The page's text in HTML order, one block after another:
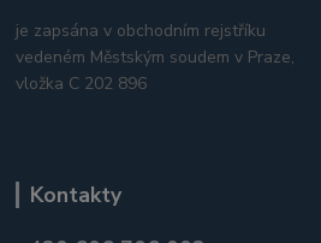
je zapsána v obchodním rejstříku
vedeném Městským soudem v Praze,
vložka C 202 896
Kontakty